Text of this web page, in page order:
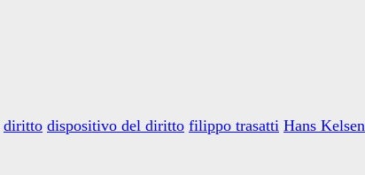
diritto dispositivo del diritto filippo trasatti Hans Kelsen